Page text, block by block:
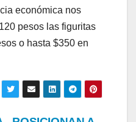
económica nos
pesos las figuritas
o hasta $350 en